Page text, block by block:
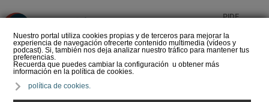
Nuestro portal utiliza cookies propias y de terceros para mejorar la
experiencia de navegación ofrecerte contenido multimedia (vídeos y
podcast). Si, también nos deja analizar nuestro tráfico para mantener tus
preferencias.
Recuerda que puedes cambiar la configuración u obtener más
información en la política de cookies.
política de cookies.
PIDE
CALORYFRIO
Inicio